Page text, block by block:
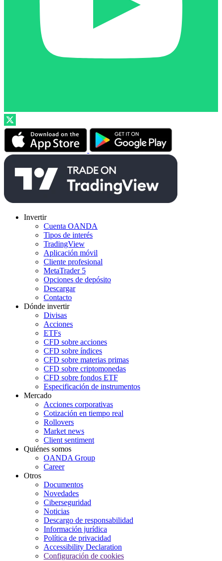
Invertir
Cuenta OANDA
Tipos de interés
TradingView
Aplicación móvil
Cliente profesional
MetaTrader 5
Opciones de depósito
Descargar
Contacto
Dónde invertir
Divisas
Acciones
ETFs
CFD sobre acciones
CFD sobre índices
CFD sobre materias primas
CFD sobre criptomonedas
CFD sobre fondos ETF
Especificación de instrumentos
Mercado
Acciones corporativas
Cotización en tiempo real
Rollovers
Market news
Client sentiment
Quiénes somos
OANDA Group
Career
Otros
Documentos
Novedades
Ciberseguridad
Noticias
Descargo de responsabilidad
Información jurídica
Política de privacidad
Accessibility Declaration
Configuración de cookies